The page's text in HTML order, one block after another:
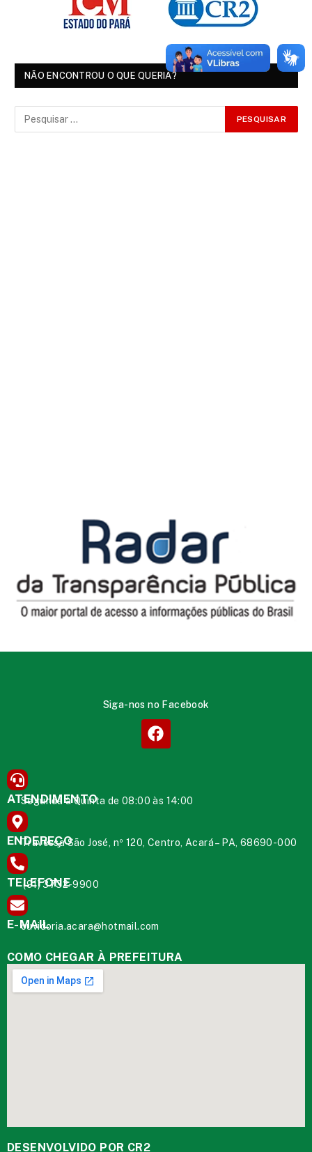
NÃO ENCONTROU O QUE QUERIA?
Siga-nos no Facebook
ATENDIMENTO
Segunda à Quinta de 08:00 às 14:00
ENDEREÇO
Travessa São José, nº 120, Centro, Acará – PA, 68690-000
TELEFONE
(91) 3732-9900
E-MAIL
ouvidoria.acara@hotmail.com
COMO CHEGAR À PREFEITURA
DESENVOLVIDO POR CR2